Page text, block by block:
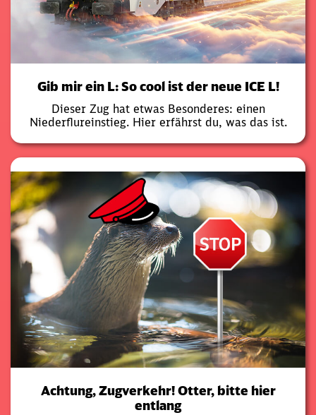
Gib mir ein L: So cool ist der neue ICE L!
Dieser Zug hat etwas Besonderes: einen
Niederflureinstieg. Hier erfährst du, was das ist.
Achtung, Zugverkehr! Otter, bitte hier
entlang